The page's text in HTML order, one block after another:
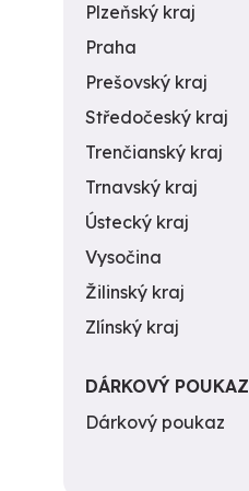
Plzeňský kraj
Praha
Prešovský kraj
Středočeský kraj
Trenčianský kraj
Trnavský kraj
Ústecký kraj
Vysočina
Žilinský kraj
Zlínský kraj
DÁRKOVÝ POUKAZ
Dárkový poukaz